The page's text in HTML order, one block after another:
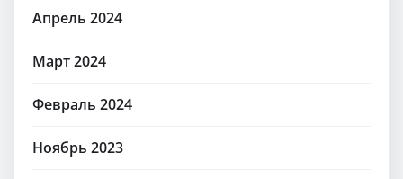
Апрель 2024
Март 2024
Февраль 2024
Ноябрь 2023